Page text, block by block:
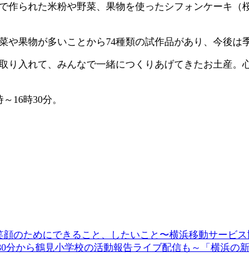
作られた米粉や野菜、果物を使ったシフォンケーキ
果物が多いことから74種類の試作品があり、今後は
り入れて、みんなで一緒につくりあげてきたお土産
16時30分。
顔のためにできること、したいこと〜横浜移動サービ
分から鶴見小学校の活動報告ライブ配信も～「横浜